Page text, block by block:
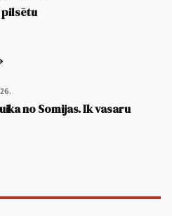
pilsētu
no Somijas. Ik vasaru